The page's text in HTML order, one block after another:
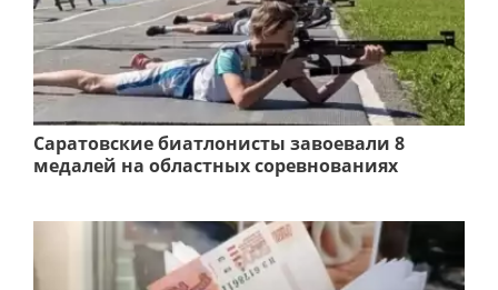
Саратовские биатлонисты завоевали 8
медалей на областных соревнованиях